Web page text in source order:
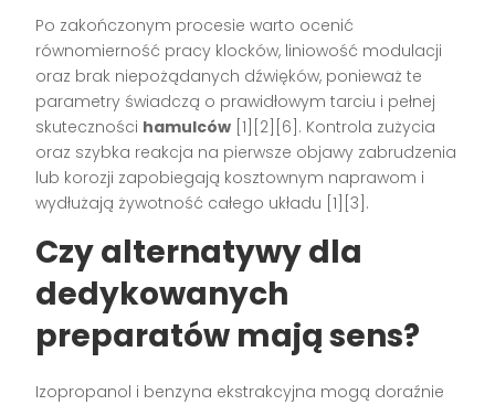
Po zakończonym procesie warto ocenić
równomierność pracy klocków, liniowość modulacji
oraz brak niepożądanych dźwięków, ponieważ te
parametry świadczą o prawidłowym tarciu i pełnej
skuteczności hamulców [1][2][6]. Kontrola zużycia
oraz szybka reakcja na pierwsze objawy zabrudzenia
lub korozji zapobiegają kosztownym naprawom i
wydłużają żywotność całego układu [1][3].
Czy alternatywy dla
dedykowanych
preparatów mają sens?
Izopropanol i benzyna ekstrakcyjna mogą doraźnie